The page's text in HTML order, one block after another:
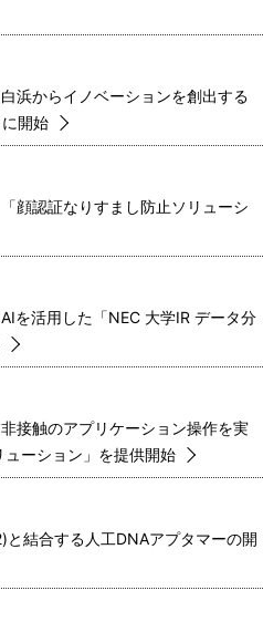
浜からイノベーションを創出する
開始
顔認証なりすまし防止ソリューシ
を活用した「NEC 大学IR データ分
接触のアプリケーション操作を実
ーション」を提供開始
結合する人工DNAアプタマーの開